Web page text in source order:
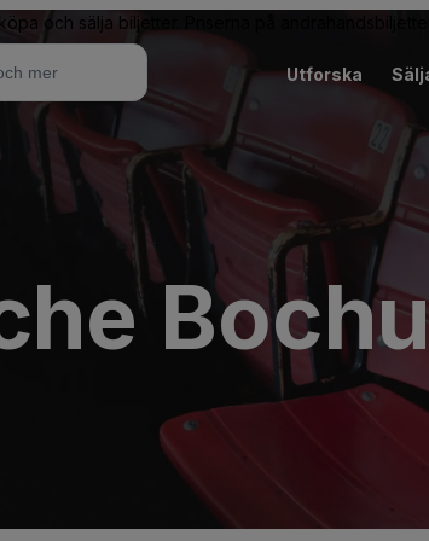
och sälja biljetter. Priserna på
Utforska